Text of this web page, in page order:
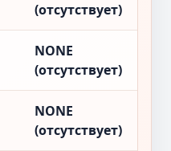
(отсутствует)
NONE
(отсутствует)
NONE
(отсутствует)